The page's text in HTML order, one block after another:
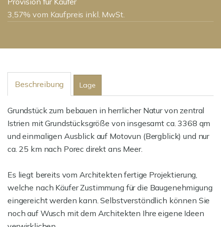
3,57% vom Kaufpreis inkl. MwSt.
Beschreibung Lage
Grundstück zum bebauen in herrlicher Natur von zentral
Istrien mit Grundstücksgröße von insgesamt ca. 3368 qm
und einmaligen Ausblick auf Motovun (Bergblick) und nur
ca. 25 km nach Porec direkt ans Meer.
Es liegt bereits vom Architekten fertige Projektierung,
welche nach Käufer Zustimmung für die Baugenehmigung
eingereicht werden kann. Selbstverständlich können Sie
noch auf Wusch mit dem Architekten Ihre eigene Ideen